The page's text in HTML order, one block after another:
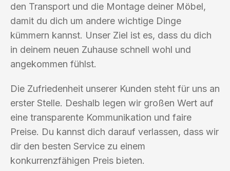
den Transport und die Montage deiner Möbel,
damit du dich um andere wichtige Dinge
kümmern kannst. Unser Ziel ist es, dass du dich
in deinem neuen Zuhause schnell wohl und
angekommen fühlst.
Die Zufriedenheit unserer Kunden steht für uns an
erster Stelle. Deshalb legen wir großen Wert auf
eine transparente Kommunikation und faire
Preise. Du kannst dich darauf verlassen, dass wir
dir den besten Service zu einem
konkurrenzfähigen Preis bieten.